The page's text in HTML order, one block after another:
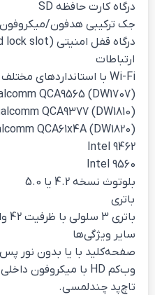
درگاه کارت حافظه SD
جک ترکیبی هدفون/میکروفون 3.5 میلی‌متری
درگاه قفل امنیتی (Wedge-shaped lock slot)
ارتباطات
Wi-Fi با استانداردهای مختلف (بسته به مدل):
QCA9565 (DW1707)
QCA9377 (DW1810)
QCA61x4A (DW1820)
Intel 9462
Intel 9560
بلوتوث نسخه 4.2 یا 5.0
باتری
باتری 3 سلولی با ظرفیت 42 وات‌ساعت.
سایر ویژگی‌ها
صفحه‌کلید با یا بدون نور
وب‌کم HD با میکروفون داخلی.
تاچ‌پد چندلمسی.